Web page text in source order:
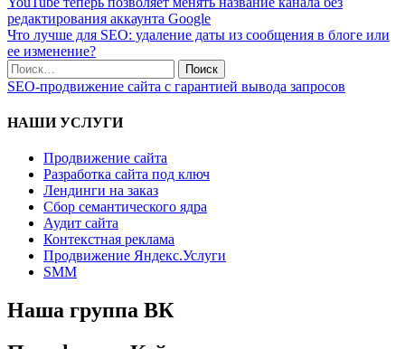
редактирования аккаунта Google
Что лучше для SEO: удаление даты из сообщения в блоге или
ее изменение?
SEO-продвижение сайта с гарантией вывода запросов
НАШИ УСЛУГИ
Продвижение сайта
Разработка сайта под ключ
Лендинги на заказ
Сбор семантического ядра
Аудит сайта
Контекстная реклама
Продвижение Яндекс.Услуги
SMM
Наша группа ВК